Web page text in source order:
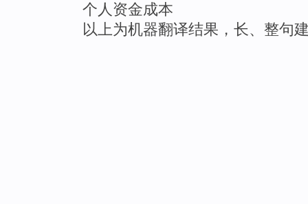
个人资金成本
以上为机器翻译结果，长、整句